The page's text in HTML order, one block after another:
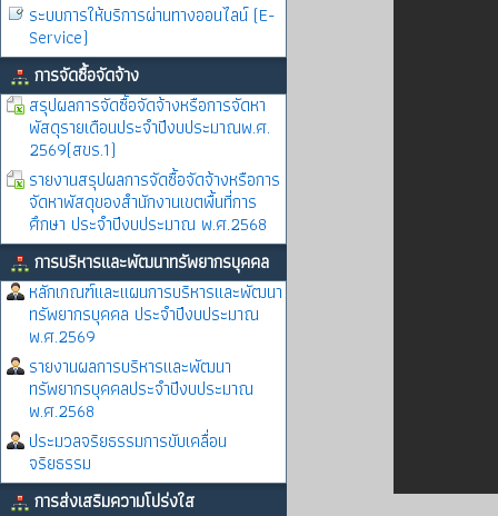
ระบบการให้บริการผ่านทางออนไลน์ (E-
Service)
การจัดซื้อจัดจ้าง
สรุปผลการจัดซื้อจัดจ้างหรือการจัดหา
พัสดุรายเดือนประจำปีงบประมาณพ.ศ.
2569(สขร.1)
รายงานสรุปผลการจัดซื้อจัดจ้างหรือการ
จัดหาพัสดุของสำนักงานเขตพื้นที่การ
ศึกษา ประจำปีงบประมาณ พ.ศ.2568
การบริหารและพัฒนาทรัพยากรบุคคล
หลักเกณฑ์และแผนการบริหารและพัฒนา
ทรัพยากรบุคคล ประจำปีงบประมาณ
พ.ศ.2569
รายงานผลการบริหารและพัฒนา
ทรัพยากรบุคคลประจำปีงบประมาณ
พ.ศ.2568
ประมวลจริยธรรมการขับเคลื่อน
จริยธรรม
การส่งเสริมความโปร่งใส